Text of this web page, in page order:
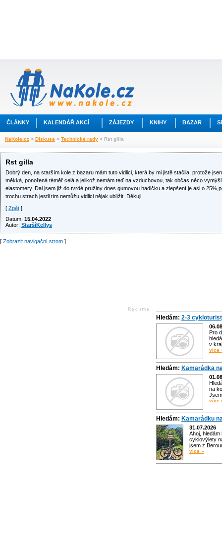
ČLÁNKY KALENDÁŘ AKCÍ ZÁJEZDY KNIHY BAZAR
NaKole.cz > Diskuse > Technické rady > Rst gilla
Rst gilla
Dobrý den, na starším kole z bazaru mám tuto vidlici, která by mi jistě stačila, protože
měkká, ponořená téměř celá a jelikož nemám teď na vzduchovou, tak občas něco
elastomery. Dal jsem již do tvrdé pružiny dnes gumovou hadičku a zlepšení je asi o
trochu strach jestli tím nemůžu vidlici nějak ublížit. Děkuji
[ Zpět ]
Datum: 15.04.2022
Autor: StaršíKellys
[ Zobrazit navigační strom ]
Hledám: 2-3
Pro
v
více
Hledám: Kamarádka
na
více
Hledám: Kamarádku
31.07.2026
Ahoj,
cyklovýlety
jsem z
více »